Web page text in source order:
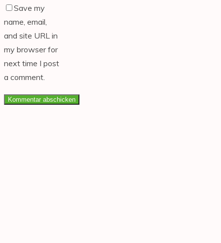
Save my
name, email,
and site URL in
my browser for
next time I post
a comment.